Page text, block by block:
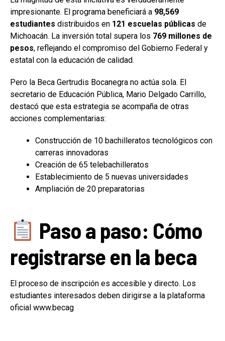
impresionante. El programa beneficiará a 98,569
estudiantes distribuidos en 121 escuelas públicas de
Michoacán. La inversión total supera los 769 millones de
pesos, reflejando el compromiso del Gobierno Federal y
estatal con la educación de calidad.
Pero la Beca Gertrudis Bocanegra no actúa sola. El
secretario de Educación Pública, Mario Delgado Carrillo,
destacó que esta estrategia se acompaña de otras
acciones complementarias:
Construcción de 10 bachilleratos tecnológicos con
carreras innovadoras
Creación de 65 telebachilleratos
Establecimiento de 5 nuevas universidades
Ampliación de 20 preparatorias
Paso a paso: Cómo
registrarse en la beca
El proceso de inscripción es accesible y directo. Los
estudiantes interesados deben dirigirse a la plataforma
oficial www.becag